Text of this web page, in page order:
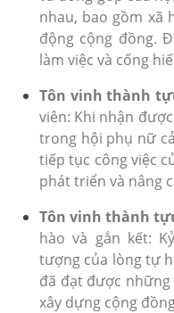
nhau, bao gồm xã
động cộng đồng.
làm việc và cống
Tôn vinh thành
viên: Khi nhận
trong hội phụ nữ
tiếp tục công việc
phát triển và nâng
Tôn vinh thành
hào và gắn kết:
tượng của lòng tự
đã đạt được
xây dựng cộng